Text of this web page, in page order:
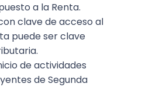
a la Renta.
clave de acceso al
puede ser clave
de actividades
de Segunda